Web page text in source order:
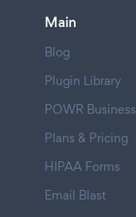
Main
Blog
Plugin Library
POWR Business
Plans & Pricing
HIPAA Forms
Email Blast